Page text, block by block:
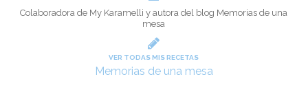
Colaboradora de My Karamelli y autora del blog Memorias de una
mesa
VER TODAS MIS RECETAS
Memorias de una mesa